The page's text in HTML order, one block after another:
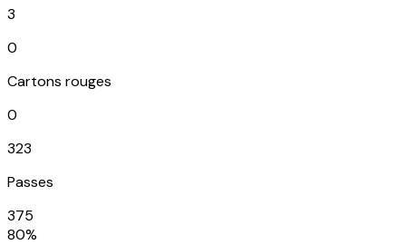
3
0
Cartons rouges
0
323
Passes
375
80%